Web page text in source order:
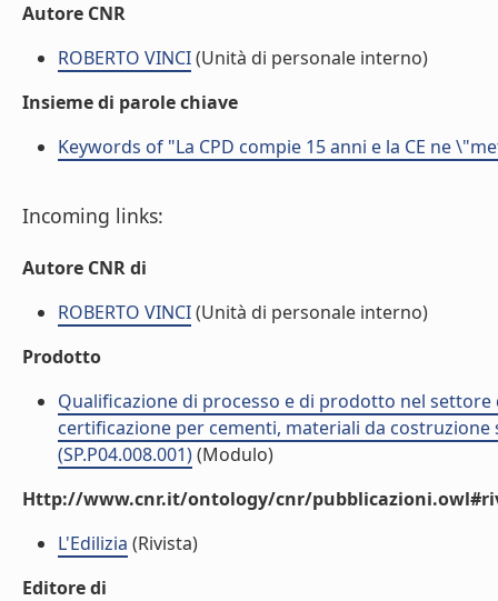
Autore CNR
ROBERTO VINCI(Unità di personale interno)
Insieme di parole chiave
Keywords of "La CPD compie 15 anni e la CE ne
Incoming links:
Autore CNR di
ROBERTO VINCI(Unità di personale interno)
Prodotto
Qualificazione di processo e di prodotto nel
certificazione per cementi, materiali da
(SP.P04.008.001)(Modulo)
Http://www.cnr.it/ontology/cnr/
L'Edilizia (Rivista)
Editore di